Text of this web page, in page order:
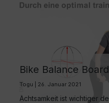
Bike Balance
Perfect® Training
Togu | 26. Januar 2021
Achtsamkeit ist wichtiger